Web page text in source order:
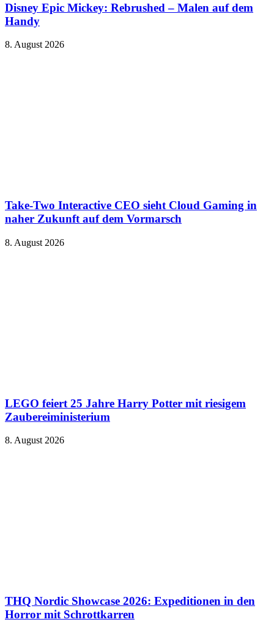
Disney Epic Mickey: Rebrushed – Malen auf dem
Handy
8. August 2026
Take-Two Interactive CEO sieht Cloud Gaming in
naher Zukunft auf dem Vormarsch
8. August 2026
LEGO feiert 25 Jahre Harry Potter mit riesigem
Zaubereiministerium
8. August 2026
THQ Nordic Showcase 2026: Expeditionen in den
Horror mit Schrottkarren